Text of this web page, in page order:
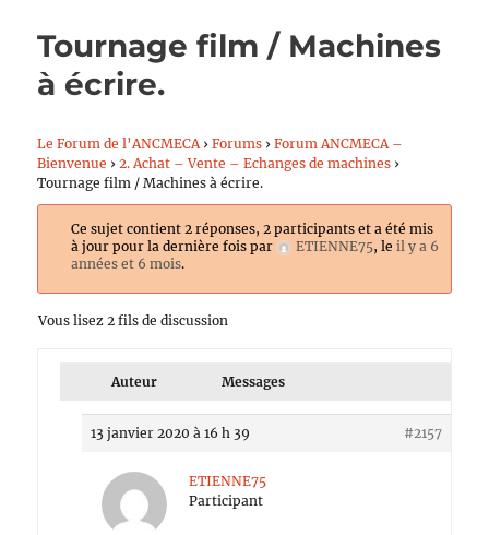
Tournage film / Machines
à écrire.
Le Forum de l’ANCMECA › Forums › Forum ANCMECA –
Bienvenue › 2. Achat – Vente – Echanges de machines ›
Tournage film / Machines à écrire.
Ce sujet contient 2 réponses, 2 participants et a été mis
à jour pour la dernière fois par
ETIENNE75, le il y a 6
années et 6 mois.
Vous lisez 2 fils de discussion
Auteur Messages
13 janvier 2020 à 16 h 39 #2157
ETIENNE75
Participant